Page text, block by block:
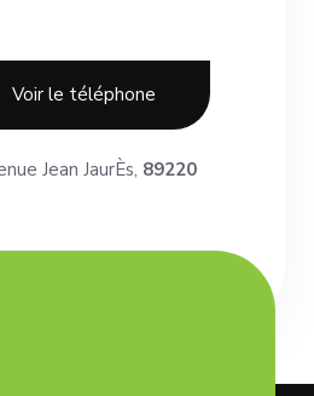
Voir le téléphone
Jean JaurÈs, 89220